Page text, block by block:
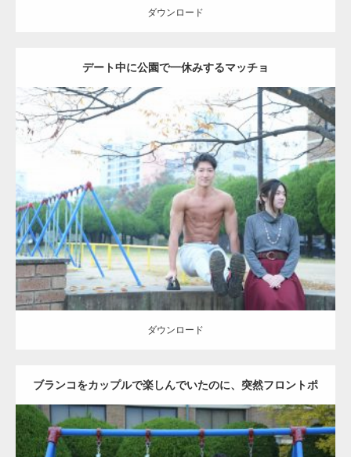
ダウンロード
デート中に公園で一休みするマッチョ
Update:2021.07.6
Category:公園のマッチョ その他 AKIHITO(細マッチョ) 腹筋
ダウンロード
ダウンロード
ブランコをカップルで楽しんでいたのに、突然フロントポ
ーズをするマッチョ